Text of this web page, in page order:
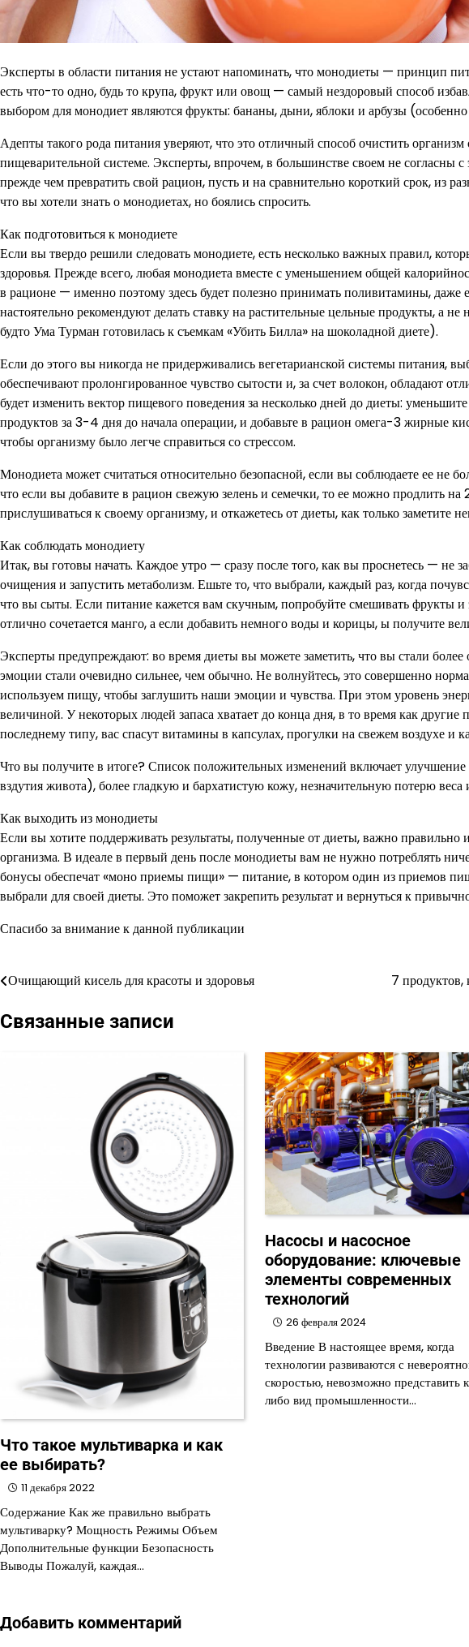
Эксперты в области питания не устают напоминать, что монодиеты — принцип
есть что-то одно, будь то крупа, фрукт или овощ — самый нездоровый способ
выбором для монодиет являются фрукты: бананы, дыни, яблоки и арбузы
Адепты такого рода питания уверяют, что это отличный способ очистить организм
пищеварительной системе. Эксперты, впрочем, в большинстве своем не согласны
прежде чем превратить свой рацион, пусть и на сравнительно короткий срок, из
что вы хотели знать о монодиетах, но боялись спросить.
Как подготовиться к монодиете
Если вы твердо решили следовать монодиете, есть несколько важных правил,
здоровья. Прежде всего, любая монодиета вместе с уменьшением общей
в рационе — именно поэтому здесь будет полезно принимать поливитамины, даже
настоятельно рекомендуют делать ставку на растительные цельные продукты, а не
будто Ума Турман готовилась к съемкам «Убить Билла» на шоколадной диете).
Если до этого вы никогда не придерживались вегетарианской системы питания,
обеспечивают пролонгированное чувство сытости и, за счет волокон, обладают
будет изменить вектор пищевого поведения за несколько дней до диеты:
продуктов за 3-4 дня до начала операции, и добавьте в рацион омега-3 жирные
чтобы организму было легче справиться со стрессом.
Монодиета может считаться относительно безопасной, если вы соблюдаете ее не
что если вы добавите в рацион свежую зелень и семечки, то ее можно продлить
прислушиваться к своему организму, и откажетесь от диеты, как только заметите
Как соблюдать монодиету
Итак, вы готовы начать. Каждое утро — сразу после того, как вы проснетесь — не
очищения и запустить метаболизм. Ешьте то, что выбрали, каждый раз, когда
что вы сыты. Если питание кажется вам скучным, попробуйте смешивать фрукты и
отлично сочетается манго, а если добавить немного воды и корицы, ы получите
Эксперты предупреждают: во время диеты вы можете заметить, что вы стали более
эмоции стали очевидно сильнее, чем обычно. Не волнуйтесь, это совершенно
используем пищу, чтобы заглушить наши эмоции и чувства. При этом уровень
величиной. У некоторых людей запаса хватает до конца дня, в то время как другие
последнему типу, вас спасут витамины в капсулах, прогулки на свежем воздухе и
Что вы получите в итоге? Список положительных изменений включает
вздутия живота), более гладкую и бархатистую кожу, незначительную потерю веса
Как выходить из монодиеты
Если вы хотите поддерживать результаты, полученные от диеты, важно
организма. В идеале в первый день после монодиеты вам не нужно потреблять
бонусы обеспечат «моно приемы пищи» — питание, в котором один из приемов
выбрали для своей диеты. Это поможет закрепить результат и вернуться к
Спасибо за внимание к данной публикации
Навигация
по
Очищающий кисель для красоты и здоровья 7 продуктов,
Связанные записи
Что такое мультиварка и как
ее выбирать?
11 декабря 2022
Содержание Как же правильно выбрать
мультиварку? Мощность Режимы Объем
Дополнительные функции Безопасность
Выводы Пожалуй, каждая…
Насосы и насосное
оборудование: ключевые
элементы современных
технологий
26 февраля 2024
Введение В настоящее время, когда
технологии развиваются с
скоростью, невозможно представить
либо вид промышленности…
Добавить комментарий